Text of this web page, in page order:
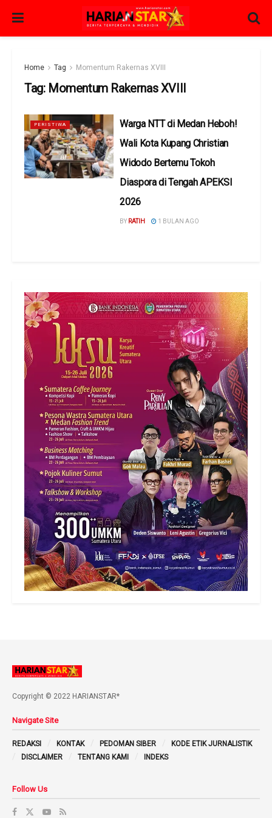
Home Tag Momentum Rakernas XVIII
Tag: Momentum Rakernas XVIII
PERISTIWA
Warga NTT di Medan Heboh!
Wali Kota Kupang Christian
Widodo Bertemu Tokoh
Diaspora di Tengah APEKSI
2026
BY RATIH 1 BULAN AGO
Copyright © 2022 HARIANSTAR*
Navigate Site
REDAKSI KONTAK PEDOMAN SIBER
KODE ETIK JURNALISTIK
DISCLAIMER
TENTANG KAMI INDEKS
Follow Us